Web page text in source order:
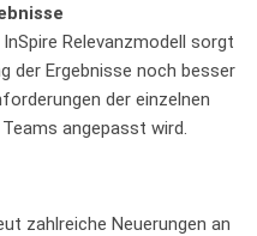
Relevanzmodell sorgt
der Ergebnisse noch besser
der einzelnen
angepasst wird.
zahlreiche Neuerungen an